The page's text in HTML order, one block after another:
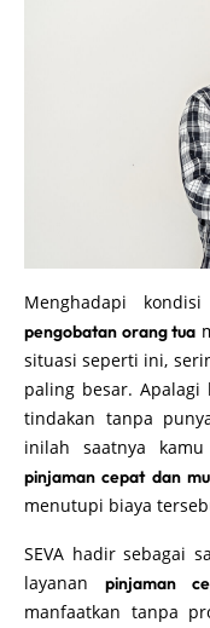
Menghadapi
pengobatan orang tua
situasi seperti ini,
paling besar. Apalagi
tindakan tanpa
inilah saatnya
pinjaman cepat dan
menutupi biaya
SEVA hadir sebagai
layananpinjaman
manfaatkan tanpa